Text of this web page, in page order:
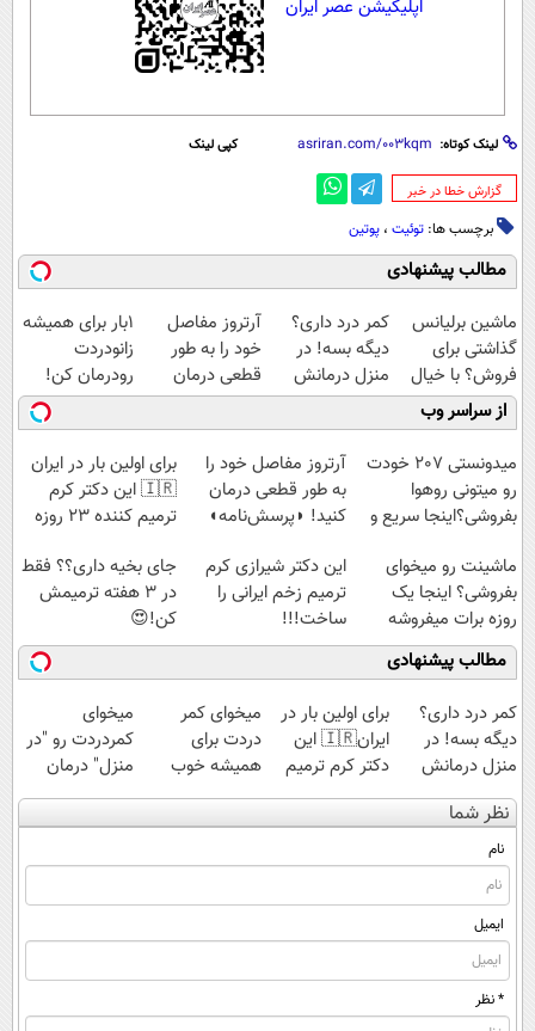
اپلیکیشن عصر ایران
لینک کوتاه: کپی لینک
‌گزارش خطا در خبر
برچسب ها: توئیت ، پوتین
مطالب پیشنهادی
ماشین برلیانس
گذاشتی برای
فروش؟ با خیال
راحت بفروش
کمر درد داری؟
دیگه بسه! در
منزل درمانش
کن
(◀پرسش‌نامه)
آرتروز مفاصل
خود را به طور
قطعی درمان
کنید!
◗پرسش‌نامه◖
1بار برای همیشه
زانودردت
رودرمان کن!
(تکنولوژی آلمان)
◂پرسشنامه▸
از سراسر وب
میدونستی 207 خودت
رو میتونی روهوا
بفروشی؟اینجا سریع و
آرتروز مفاصل خود را
به طور قطعی درمان
کنید! ◗پرسش‌نامه◖
برای اولین بار در ایران
🇮🇷 این دکتر کرم
ترمیم کننده 23 روزه
ماشینت رو میخوای
بفروشی؟ اینجا یک
روزه برات میفروشه
این دکتر شیرازی کرم
ترمیم زخم ایرانی را
ساخت!!!
جای بخیه داری؟؟ فقط
در 3 هفته ترمیمش
کن!😍
مطالب پیشنهادی
کمر درد داری؟
دیگه بسه! در
منزل درمانش
کن
(◀پرسش‌نامه)
برای اولین بار در
ایران🇮🇷 این
دکتر کرم ترمیم
کننده 23 روزه
ساخت!
میخوای کمر
دردت برای
همیشه خوب
شه؟ ◀
پرسش‌نامه رو پر
میخوای
کمردردت رو "در
منزل" درمان
کنی؟ (◂فیلم +
◂پرسش‌نامه)
نظر شما
نام
ایمیل
* نظر